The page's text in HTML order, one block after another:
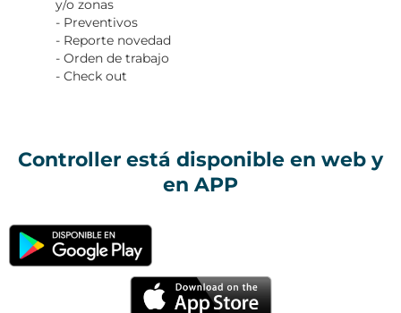
y/o zonas
- Preventivos
- Reporte novedad
- Orden de trabajo
- Check out
Controller está disponible en web y
en APP